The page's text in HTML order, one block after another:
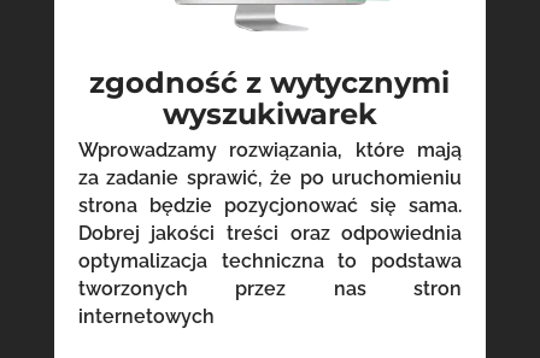
zgodność z wytycznymi
wyszukiwarek
Wprowadzamy rozwiązania, które mają
za zadanie sprawić, że po uruchomieniu
strona będzie pozycjonować się sama.
Dobrej jakości treści oraz odpowiednia
optymalizacja techniczna to podstawa
tworzonych przez nas stron
internetowych